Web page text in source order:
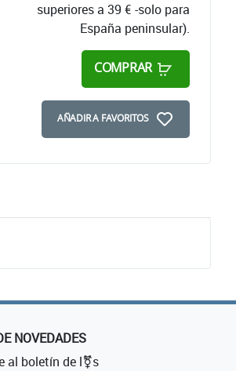
superiores a 39 € -solo para
España peninsular).
COMPRAR
AÑADIR A FAVORITOS
NOVEDADES
al boletín de l⚧s